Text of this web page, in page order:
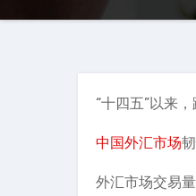
“十四五”以来
中国外汇市场
外汇市场交易